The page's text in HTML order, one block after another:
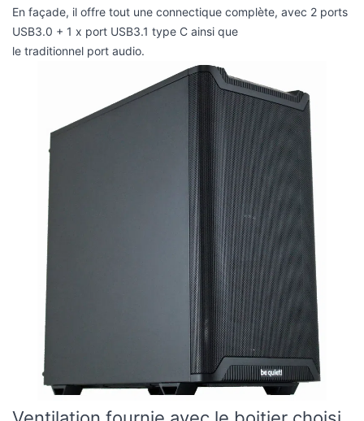
En façade, il offre tout une connectique complète, avec 2 ports
USB3.0 + 1 x port USB3.1 type C ainsi que
le traditionnel port audio.